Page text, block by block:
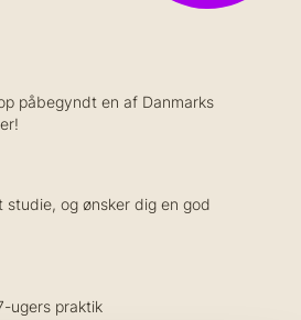
påbegyndt en af Danmarks
studie, og ønsker dig en god
ugers praktik